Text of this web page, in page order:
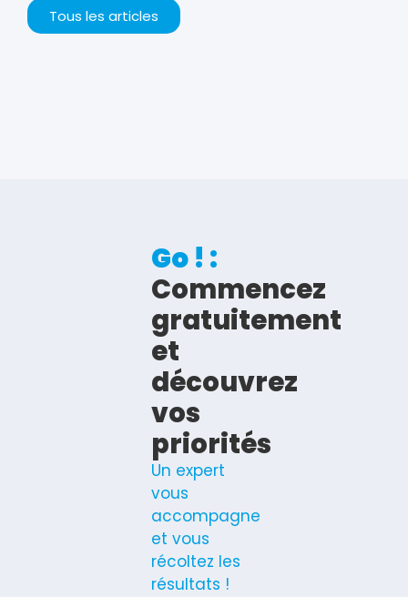
Tous les articles
Go ! :
Commencez
gratuitement
et
découvrez
vos
priorités
Un expert
vous
accompagne
et vous
récoltez les
résultats !